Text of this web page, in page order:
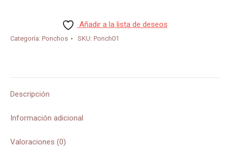
Añadir a la lista de deseos
Categoría: Ponchos SKU: Ponch01
Descripción
Información adicional
Valoraciones (0)